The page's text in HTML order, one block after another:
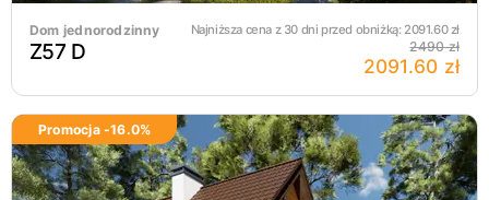
Dom jednorodzinny Najniższa cena z 30 dni przed obniżką: 2091.60zł
Z57 D 2490 zł
2091.60 zł
Promocja -16.0%